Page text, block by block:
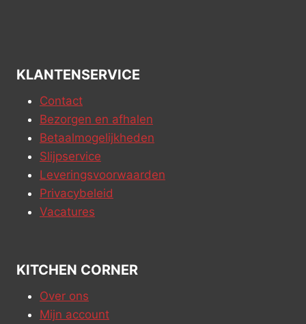
KLANTENSERVICE
Contact
Bezorgen en afhalen
Betaalmogelijkheden
Slijpservice
Leveringsvoorwaarden
Privacybeleid
Vacatures
KITCHEN CORNER
Over ons
Mijn account